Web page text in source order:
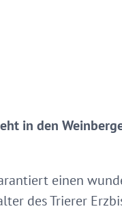
in den
einen
des Trierer